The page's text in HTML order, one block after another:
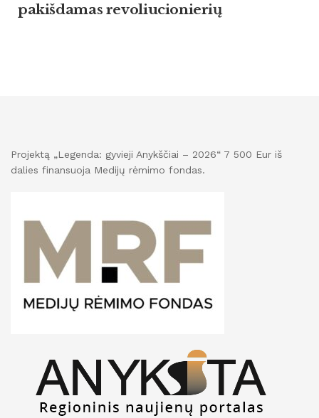
pakišdamas revoliucionierių
Projektą „Legenda: gyvieji Anykščiai – 2026“ 7 500 Eur iš
dalies finansuoja Medijų rėmimo fondas.